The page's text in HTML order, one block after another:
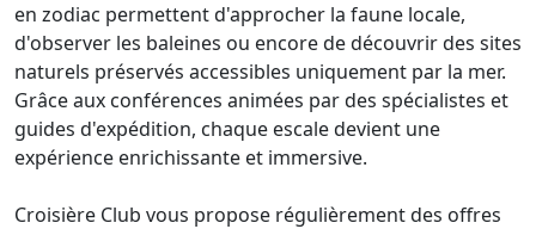
en zodiac permettent d'approcher la faune locale,
d'observer les baleines ou encore de découvrir des sites
naturels préservés accessibles uniquement par la mer.
Grâce aux conférences animées par des spécialistes et
guides d'expédition, chaque escale devient une
expérience enrichissante et immersive.
Croisière Club vous propose régulièrement des offres